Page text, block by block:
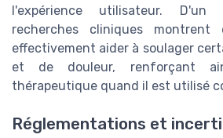
l'expérience utilisateur.
recherches cliniques
effectivement aider à soulager
et de douleur, renforçant
thérapeutique quand il est utilisé
Réglementations et